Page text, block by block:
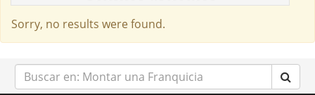
Sorry, no results were found.
Buscar
en: